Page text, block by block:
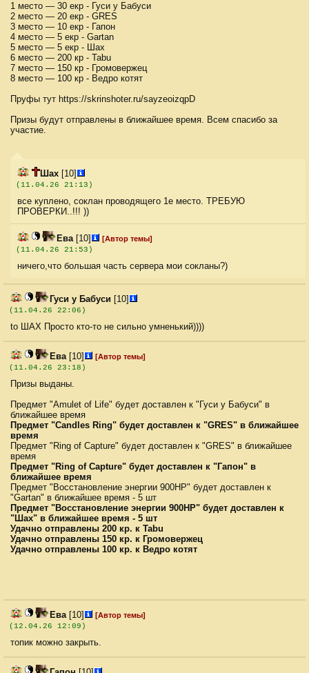
1 место — 30 екр - Гуси у Бабуси
2 место — 20 екр - GRES
3 место — 10 екр - Гапон
4 место — 5 екр - Gartan
5 место — 5 екр - Шах
6 место — 200 кр - Tabu
7 место — 150 кр - Громовержец
8 место — 100 кр - Ведро котят
Пруфы тут https://skrinshoter.ru/sayzeoizqpD
Призы будут отправлены в ближайшее время. Всем спасибо за
участие.
Шах [10]
(11.04.26 21:13)
все куплено, соклан проводящего 1е место. ТРЕБУЮ
ПРОВЕРКИ..!!! ))
Ева[10]
[Автор темы]
(11.04.26 21:53)
ничего,что большая часть сервера мои сокланы?)
Гуси у Бабуси [10]
(11.04.26 22:06)
to ШАХ Просто кто-то не сильно умненький))))
Ева[10]
[Автор темы]
(11.04.26 23:18)
Призы выданы.
Предмет "Amulet of Life" будет доставлен к "Гуси у Бабуси" в
ближайшее время
Предмет "Candles Ring" будет доставлен к "GRES" в ближайшее
время
Предмет "Ring of Capture" будет доставлен к "GRES" в ближайшее
время
Предмет "Ring of Capture" будет доставлен к "Гапон" в
ближайшее время
Предмет "Восстановление энергии 900HP" будет доставлен к
"Gartan" в ближайшее время - 5 шт
Предмет "Восстановление энергии 900HP" будет доставлен к
"Шах" в ближайшее время - 5 шт
Удачно отправлены 200 кр. к Tabu
Удачно отправлены 150 кр. к Громовержец
Удачно отправлены 100 кр. к Ведро котят
Ева[10]
[Автор темы]
(12.04.26 12:09)
топик можно закрыть.